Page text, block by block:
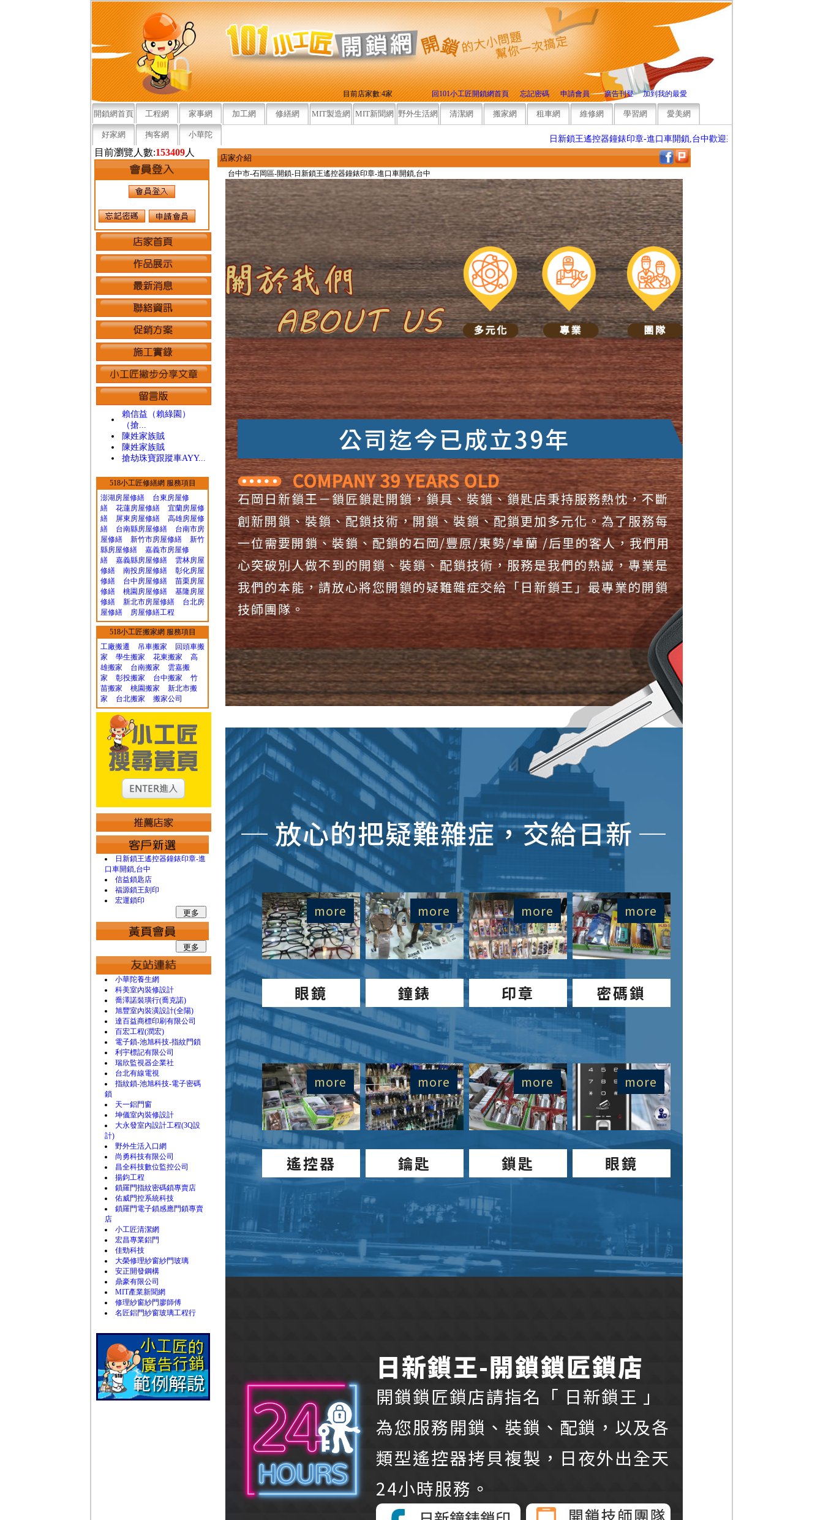
目前店家數:4家 回101小工匠開鎖網首頁 忘記密碼 申請會員 廣告刊登 加到我的最愛
開鎖網首頁 工程網 家事網 加工網 修繕網 MIT製造網 MIT新聞網 野外生活網 清潔網 搬家網 租車網 維修網 學習網 愛美網
好家網 掏客網 小華陀 日新鎖王遙控器鐘錶印章-進口車開鎖,台中歡迎來電洽詢，竭誠為您服務
目前瀏覽人數:153409人
賴信益（賴綠園）
（搶...
陳姓家族賊
陳姓家族賊
搶劫珠寶跟蹤車AYY...
518小工匠修繕網 服務項目
澎湖房屋修繕
台東房屋修
繕
花蓮房屋修繕
宜蘭房屋修
繕
屏東房屋修繕
高雄房屋修
繕
台南縣房屋修繕
台南市房
屋修繕
新竹市房屋修繕
新竹
縣房屋修繕
嘉義市房屋修
繕
嘉義縣房屋修繕
雲林房屋
修繕
南投房屋修繕
彰化房屋
修繕
台中房屋修繕
苗栗房屋
修繕
桃園房屋修繕
基隆房屋
修繕
新北市房屋修繕
台北房
屋修繕
房屋修繕工程
518小工匠搬家網 服務項目
工廠搬遷 吊車搬家
回頭車搬
家
學生搬家 花東搬家
高
雄搬家
台南搬家
雲嘉搬
家
彰投搬家 台中搬家
竹
苗搬家
桃園搬家
新北市搬
家
台北搬家 搬家公司
日新鎖王遙控器鐘錶印章-進
口車開鎖,台中
信益鎖匙店
福源鎖王刻印
宏運鎖印
小華陀養生網
科美室內裝修設計
喬澤諾裝璜行(喬克諾)
旭豐室內裝潢設計(全陽)
達百益商標印刷有限公司
百宏工程(潤宏)
電子鎖-池旭科技-指紋門鎖
利宇標記有限公司
瑞欣監視器企業社
台北有線電視
指紋鎖-池旭科技-電子密碼
鎖
天一鋁門窗
坤儀室內裝修設計
大永發室內設計工程(3Q設
計)
野外生活入口網
尚勇科技有限公司
昌全科技數位監控公司
揚鈞工程
鎖羅門指紋密碼鎖專賣店
佑威門控系統科技
鎖羅門電子鎖感應門鎖專賣
店
小工匠清潔網
宏昌專業鋁門
佳勁科技
大榮修理紗窗紗門玻璃
安正開發鋼構
鼎豪有限公司
MIT產業新聞網
修理紗窗紗門廖師傅
名匠鋁門紗窗玻璃工程行
店家介紹
台中市-石岡區-開鎖-日新鎖王遙控器鐘錶印章-進口車開鎖,台中
進口車開鎖
台中進口車開鎖
石岡進口車開鎖
賓士開鎖
台中賓士開鎖
公司迄今已成立39年
石岡日新鎖王－鎖匠鎖匙開鎖，鎖具、裝鎖、鎖匙店秉持服務熱忱，不斷
創新開鎖、裝鎖、配鎖技術，開鎖、裝鎖、配鎖更加多元化。為了服務每
一位需要開鎖、裝鎖、配鎖的石岡/豐原/東勢/卓蘭 /后里的客人，我們用
心突破別人做不到的開鎖、裝鎖、配鎖技術，服務是我們的熱誠，專業是
我們的本能，請放心將您開鎖的疑難雜症交給「日新鎖王」最專業的開鎖
技師團隊。
放心的把疑難雜症，交給日新
more
眼鏡
more
鐘錶
more
印章
more
密碼鎖
more
遙控器
more
鑰匙
more
鎖匙
more
眼鏡
日新鎖王-開鎖鎖匠鎖店
開鎖鎖匠鎖店請指名「 日新鎖王 」
為您服務開鎖、裝鎖、配鎖，以及各
類型遙控器拷貝複製，日夜外出全天
24小時服務。